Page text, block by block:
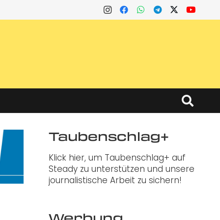
Taubenschlag+
Klick hier, um Taubenschlag+ auf
Steady zu unterstützen und unsere
journalistische Arbeit zu sichern!